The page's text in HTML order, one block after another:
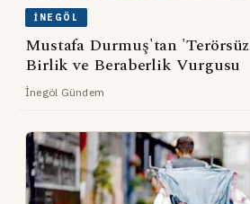
İNEGÖL
Mustafa Durmuş'tan
Birlik ve Beraberlik Vurgusu
İnegöl Gündem